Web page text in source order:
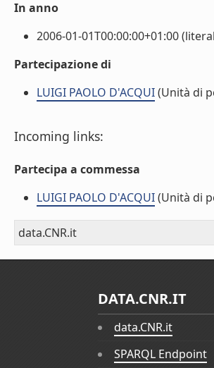
In anno
2006-01-01T00:00:00+01:00
Partecipazione di
LUIGI PAOLO D'ACQUI(Unità di
Incoming links:
Partecipa a commessa
LUIGI PAOLO D'ACQUI(Unità di
data.CNR.it
DATA.CNR.IT
data.CNR.it
SPARQL Endpoint